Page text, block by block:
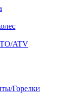
ATV
Горелки